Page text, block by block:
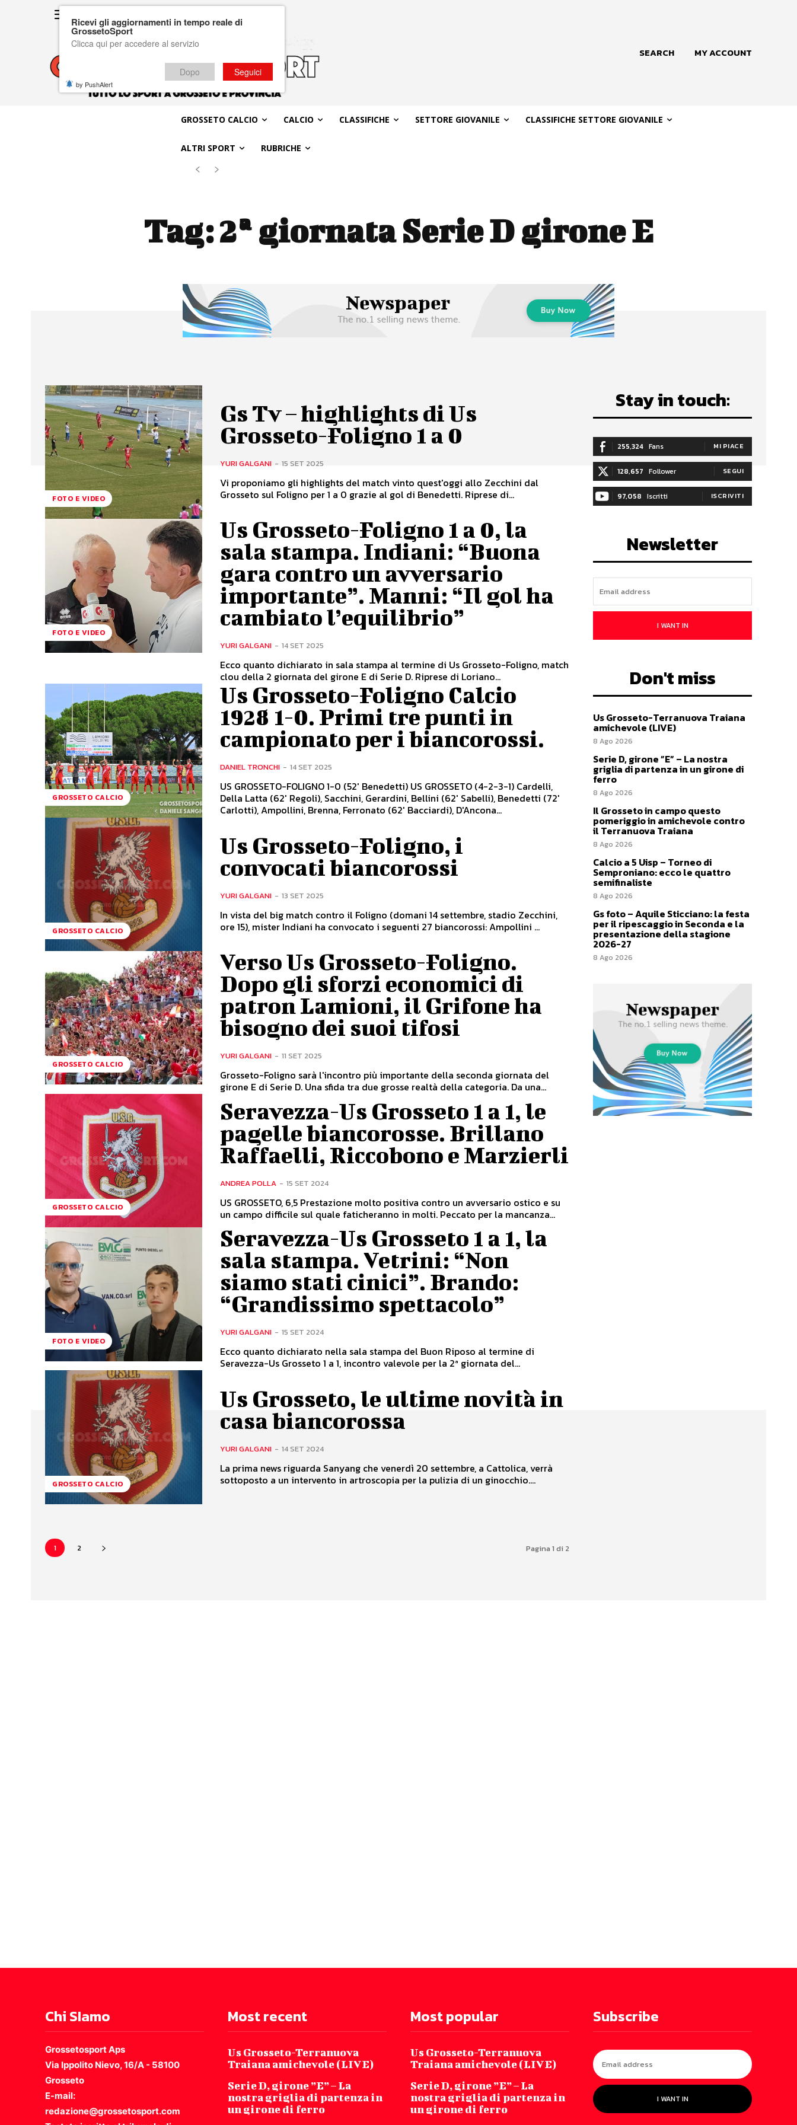
SEARCH MY ACCOUNT
GROSSETO CALCIO CALCIO CLASSIFICHE SETTORE GIOVANILE CLASSIFICHE SETTORE GIOVANILE
ALTRI SPORT RUBRICHE
Tag:2ª giornata Serie D girone E
FOTO E VIDEO
Gs Tv – highlights di Us
Grosseto-Foligno 1 a 0
YURI GALGANI - 15 SET 2025
Vi proponiamo gli highlights del match vinto quest'oggi allo Zecchini dal
Grosseto sul Foligno per 1 a 0 grazie al gol di Benedetti. Riprese di...
FOTO E VIDEO
Us Grosseto-Foligno 1 a 0, la
sala stampa. Indiani: “Buona
gara contro un avversario
importante”. Manni: “Il gol ha
cambiato l’equilibrio”
YURI GALGANI - 14 SET 2025
Ecco quanto dichiarato in sala stampa al termine di Us Grosseto-Foligno, match
clou della 2 giornata del girone E di Serie D. Riprese di Loriano...
GROSSETO CALCIO
Us Grosseto-Foligno Calcio
1928 1-0. Primi tre punti in
campionato per i biancorossi.
DANIEL TRONCHI - 14 SET 2025
US GROSSETO-FOLIGNO 1-0 (52' Benedetti) US GROSSETO (4-2-3-1) Cardelli,
Della Latta (62' Regoli), Sacchini, Gerardini, Bellini (62' Sabelli), Benedetti (72'
Carlotti), Ampollini, Brenna, Ferronato (62' Bacciardi), D'Ancona...
GROSSETO CALCIO
Us Grosseto-Foligno, i
convocati biancorossi
YURI GALGANI - 13 SET 2025
In vista del big match contro il Foligno (domani 14 settembre, stadio Zecchini,
ore 15), mister Indiani ha convocato i seguenti 27 biancorossi: Ampollini ...
GROSSETO CALCIO
Verso Us Grosseto-Foligno.
Dopo gli sforzi economici di
patron Lamioni, il Grifone ha
bisogno dei suoi tifosi
YURI GALGANI - 11 SET 2025
Grosseto-Foligno sarà l'incontro più importante della seconda giornata del
girone E di Serie D. Una sfida tra due grosse realtà della categoria. Da una...
GROSSETO CALCIO
Seravezza-Us Grosseto 1 a 1, le
pagelle biancorosse. Brillano
Raffaelli, Riccobono e Marzierli
ANDREA POLLA - 15 SET 2024
US GROSSETO, 6,5 Prestazione molto positiva contro un avversario ostico e su
un campo difficile sul quale faticheranno in molti. Peccato per la mancanza...
FOTO E VIDEO
Seravezza-Us Grosseto 1 a 1, la
sala stampa. Vetrini: “Non
siamo stati cinici”. Brando:
“Grandissimo spettacolo”
YURI GALGANI - 15 SET 2024
Ecco quanto dichiarato nella sala stampa del Buon Riposo al termine di
Seravezza-Us Grosseto 1 a 1, incontro valevole per la 2ª giornata del...
GROSSETO CALCIO
Us Grosseto, le ultime novità in
casa biancorossa
YURI GALGANI - 14 SET 2024
La prima news riguarda Sanyang che venerdì 20 settembre, a Cattolica, verrà
sottoposto a un intervento in artroscopia per la pulizia di un ginocchio....
1 2 Pagina 1 di 2
Stay in touch:
255,324 Fans MI PIACE
128,657 Follower SEGUI
97,058 Iscritti ISCRIVITI
Newsletter
I WANT IN
Don't miss
Us Grosseto-Terranuova Traiana
amichevole (LIVE)
8 Ago 2026
Serie D, girone ”E” – La nostra
griglia di partenza in un girone di
ferro
8 Ago 2026
Il Grosseto in campo questo
pomeriggio in amichevole contro
il Terranuova Traiana
8 Ago 2026
Calcio a 5 Uisp – Torneo di
Semproniano: ecco le quattro
semifinaliste
8 Ago 2026
Gs foto – Aquile Sticciano: la festa
per il ripescaggio in Seconda e la
presentazione della stagione
2026-27
8 Ago 2026
Chi SIamo
Grossetosport Aps
Via Ippolito Nievo, 16/A - 58100
Grosseto
E-mail:
redazione@grossetosport.com
Most recent
Us Grosseto-Terranuova
Traiana amichevole (LIVE)
Serie D, girone ”E” – La
nostra griglia di partenza in
un girone di ferro
Most popular
Us Grosseto-Terranuova
Traiana amichevole (LIVE)
Serie D, girone ”E” – La
nostra griglia di partenza in
un girone di ferro
Subscribe
I WANT IN
Ricevi gli aggiornamenti in tempo reale di
GrossetoSport
Clicca qui per accedere al servizio
Dopo Seguici
by PushAlert